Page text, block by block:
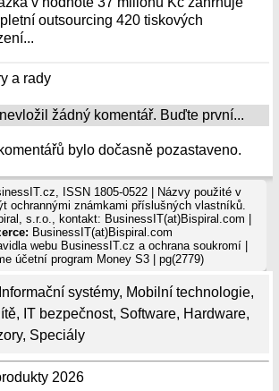
Informační systémy, Mobilní technologie,
, IT bezpečnost, Software, Hardware,
, Speciály
2026
outsourcing 420 tiskových
a rady
žádný komentář. Buďte první...
bylo dočasně pozastaveno.
ISSN 1805-0522 | Názvy použité v
ochrannými známkami příslušných vlastníků.
s.r.o., kontakt: BusinessIT(at)Bispiral.com |
BusinessIT(at)Bispiral.com
webu BusinessIT.cz a ochrana soukromí|
účetní program Money S3 | pg(2779)